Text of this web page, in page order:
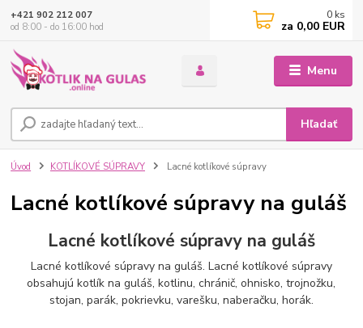
Menu
Hľadať
+421 902 212 007
od 8:00 - do 16:00 hod
0 ks
za 0,00 EUR
Úvod KOTLÍKOVÉ SÚPRAVY Lacné kotlíkové súpravy
Lacné kotlíkové súpravy na guláš
Lacné kotlíkové súpravy na guláš
Lacné kotlíkové súpravy na guláš. Lacné kotlíkové súpravy
obsahujú kotlík na guláš, kotlinu, chránič, ohnisko, trojnožku,
stojan, parák, pokrievku, varešku, naberačku, horák.